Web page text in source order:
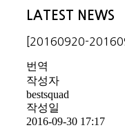
LATEST NEWS
[20160920-
번역
작성자
bestsquad
작성일
2016-09-30 17:17